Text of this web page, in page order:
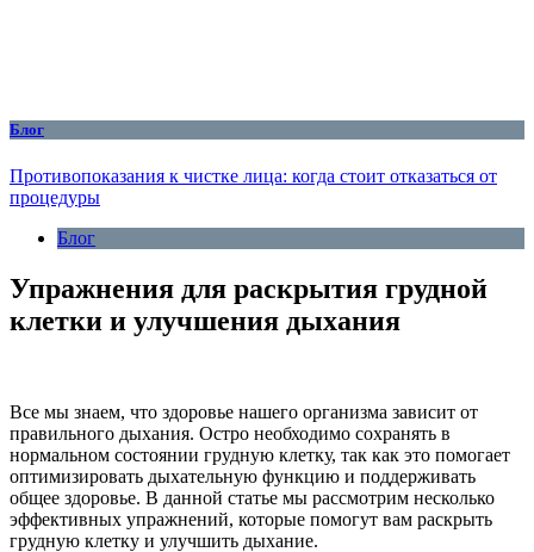
Блог
Противопоказания к чистке лица: когда стоит отказаться от
процедуры
Блог
Упражнения для раскрытия грудной
клетки и улучшения дыхания
Все мы знаем, что здоровье нашего организма зависит от
правильного дыхания. Остро необходимо сохранять в
нормальном состоянии грудную клетку, так как это помогает
оптимизировать дыхательную функцию и поддерживать
общее здоровье. В данной статье мы рассмотрим несколько
эффективных упражнений, которые помогут вам раскрыть
грудную клетку и улучшить дыхание.